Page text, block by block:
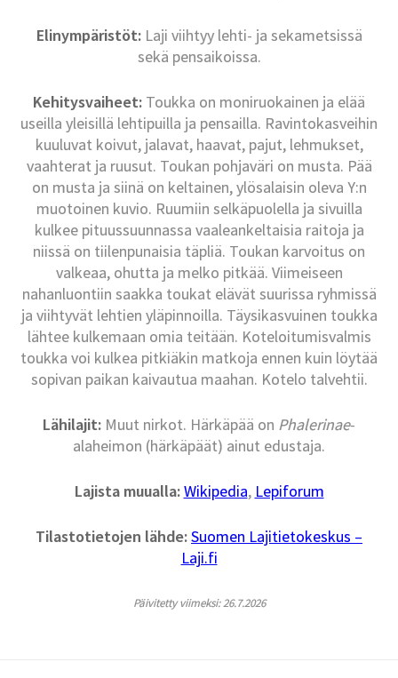
Elinympäristöt:Laji viihtyy lehti- ja sekametsissä
sekä pensaikoissa.
Kehitysvaiheet: Toukka on moniruokainen ja elää
useilla yleisillä lehtipuilla ja pensailla. Ravintokasveihin
kuuluvat koivut, jalavat, haavat, pajut, lehmukset,
vaahterat ja ruusut. Toukan pohjaväri on musta. Pää
on musta ja siinä on keltainen, ylösalaisin oleva Y:n
muotoinen kuvio. Ruumiin selkäpuolella ja sivuilla
kulkee pituussuunnassa vaaleankeltaisia raitoja ja
niissä on tiilenpunaisia täpliä. Toukan karvoitus on
valkeaa, ohutta ja melko pitkää. Viimeiseen
nahanluontiin saakka toukat elävät suurissa ryhmissä
ja viihtyvät lehtien yläpinnoilla. Täysikasvuinen toukka
lähtee kulkemaan omia teitään. Koteloitumisvalmis
toukka voi kulkea pitkiäkin matkoja ennen kuin löytää
sopivan paikan kaivautua maahan. Kotelo talvehtii.
Lähilajit: Muut nirkot. Härkäpää on Phalerinae-
alaheimon (härkäpäät) ainut edustaja.
Lajista muualla:Wikipedia, Lepiforum
Tilastotietojen lähde:Suomen Lajitietokeskus –
Laji.fi
Päivitetty viimeksi: 26.7.2026